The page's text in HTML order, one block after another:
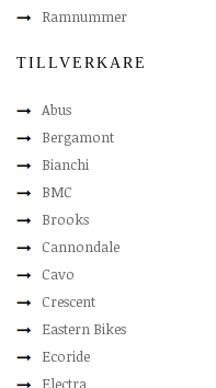
Ramnummer
TILLVERKARE
Abus
Bergamont
Bianchi
BMC
Brooks
Cannondale
Cavo
Crescent
Eastern Bikes
Ecoride
Electra